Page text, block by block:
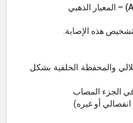
هذه الإصابة.
والمحفظة الخلفية بشكل
الجزء المصاب
أو غيره)